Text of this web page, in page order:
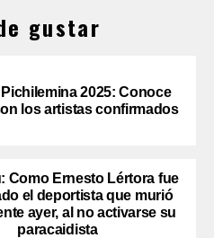
gustar
2025: Conoce
los artistas confirmados
Como Ernesto Lértora fue
el deportista que murió
ayer, al no activarse su
paracaidista